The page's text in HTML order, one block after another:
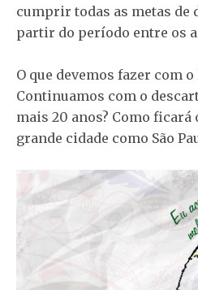
cumprir todas as metas de
partir do período entre os
O que devemos fazer com
Continuamos com o
mais 20 anos? Como ficará
grande cidade como São